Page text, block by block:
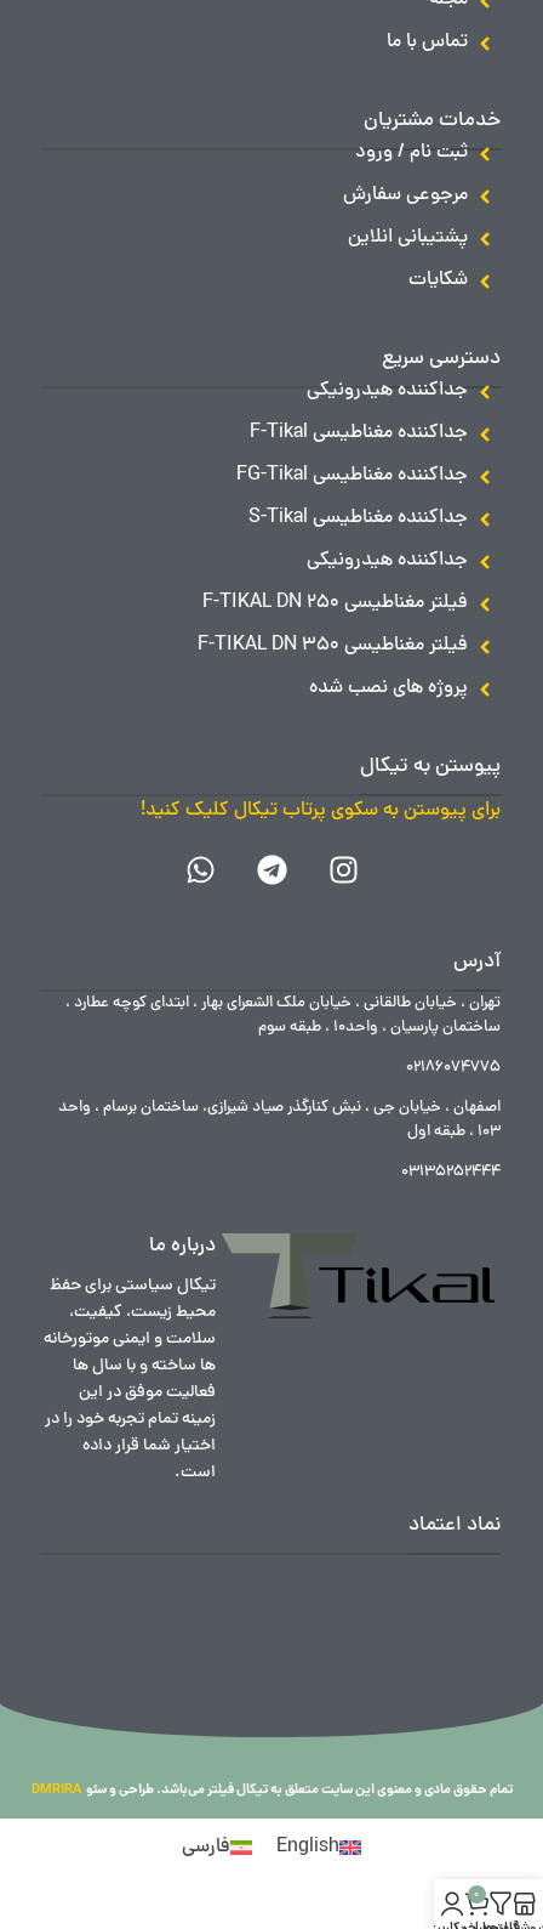
تماس با ما
خدمات مشتریان
ثبت نام / ورود
مرجوعی سفارش
پشتیبانی انلاین
شکایات
دسترسی سریع
جداکننده هیدرونیکی
جداکننده مغناطیسی F-Tikal
جداکننده مغناطیسی FG-Tikal
جداکننده مغناطیسی S-Tikal
جداکننده هیدرونیکی
فیلتر مغناطیسی F-TIKAL DN 250
فیلتر مغناطیسی F-TIKAL DN 350
پروژه های نصب شده
پیوستن به تیکال
برای پیوستن به سکوی پرتاب تیکال کلیک کنید!
آدرس
تهران ، خیابان طالقانی ، خیابان ملک الشعرای بهار ، ابتدای کوچه عطارد ،
ساختمان پارسیان ، واحد10 ، طبقه سوم
02186074775
اصفهان ، خیابان جی ، نبش کنارگذر صیاد شیرازی، ساختمان برسام ، واحد
103 ، طبقه اول
03135252444
درباره ما
تیکال سیاستی برای حفظ
محیط زیست، کیفیت،
سلامت و ایمنی موتورخانه
ها ساخته و با سال ها
فعالیت موفق در این
زمینه تمام تجربه خود را در
اختیار شما قرار داده
است.
نماد اعتماد
تمام حقوق مادی و معنوی این سایت متعلق به تیکال فیلتر می‌باشد. طراحی و سئوDMRIRA
0
English فارسی